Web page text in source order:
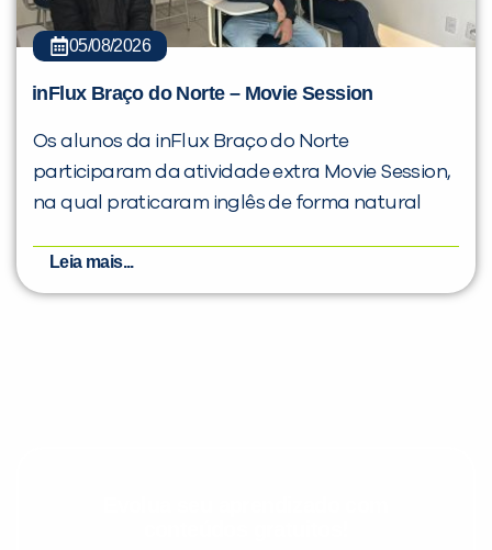
05/08/2026
inFlux Braço do Norte – Movie Session
Os alunos da inFlux Braço do Norte
participaram da atividade extra Movie Session,
na qual praticaram inglês de forma natural
Leia mais...